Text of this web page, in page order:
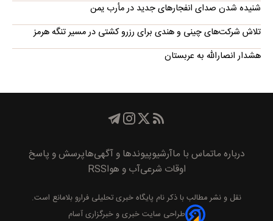
شنیده شدن صدای انفجارهای جدید در مأرب یمن
تلاش شرکت‌های چینی و هندی برای رزرو کشتی در مسیر تنگه هرمز
هشدار انصارالله به عربستان
درباره ماتماس با ماآرشیوپیوند‌ها و آگهی‌هاپرسش و پاسخ
اوقات شرعیآب و هواRSS
نقل و نشر مطالب با ذکر نام پايگاه خبری تحليلی فرارو بلامانع است.
طراحی سایت خبری و خبرگزاری آسام